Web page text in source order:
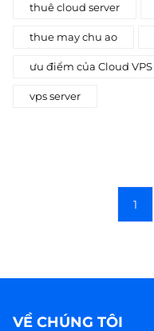
thuê cloud server
thue may chu ao
ưu điểm của Cloud VPS
vps server
1
VỀ CHÚNG TÔI